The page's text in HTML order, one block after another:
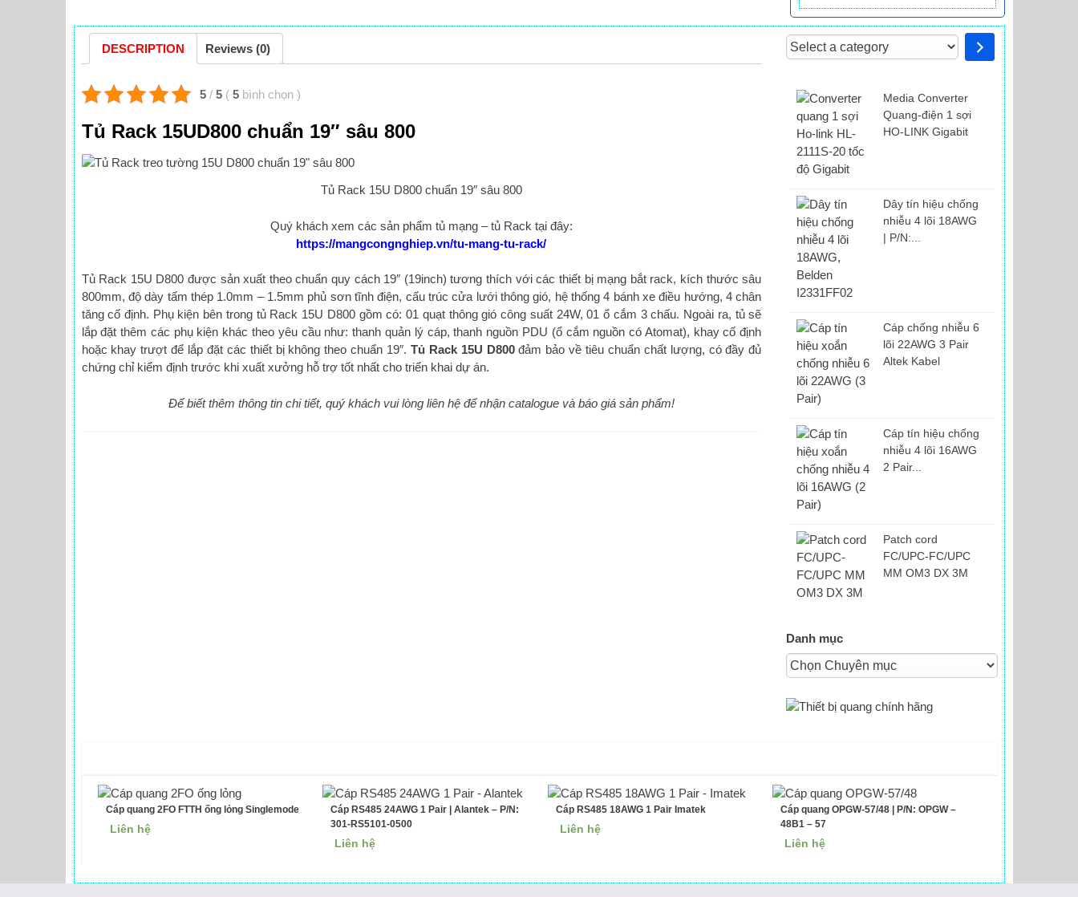
DESCRIPTION Reviews (0)
5 / 5 ( 5 bình chọn )
Tủ Rack 15UD800 chuẩn 19″ sâu 800
Tủ Rack 15U D800 chuẩn 19″ sâu 800
Quý khách xem các sản phẩm tủ mạng – tủ Rack tại đây:
https://mangcongnghiep.vn/tu-mang-tu-rack/
Tủ Rack 15U D800 được sản xuất theo chuẩn quy cách 19″ (19inch) tương thích với các thiết bị mạng bắt rack, kích thước sâu
800mm, độ dày tấm thép 1.0mm – 1.5mm phủ sơn tĩnh điện, cấu trúc cửa lưới thông gió, hệ thống 4 bánh xe điều hướng, 4 chân
tăng cố định. Phụ kiện bên trong tủ Rack 15U D800 gồm có: 01 quạt thông gió công suất 24W, 01 ổ cắm 3 chấu. Ngoài ra, tủ sẽ
lắp đặt thêm các phụ kiện khác theo yêu cầu như: thanh quản lý cáp, thanh nguồn PDU (ổ cắm nguồn có Atomat), khay cố định
hoặc khay trượt để lắp đặt các thiết bị không theo chuẩn 19″. Tủ Rack 15U D800đảm bảo về tiêu chuẩn chất lượng, có đầy đủ
chứng chỉ kiểm định trước khi xuất xưởng hỗ trợ tốt nhất cho triển khai dự án.
Để biết thêm thông tin chi tiết, quý khách vui lòng liên hệ để nhận catalogue và báo giá sản phẩm!
Select
a
Media Converter
Quang-điện 1 sợi
HO-LINK Gigabit
Dây tín hiệu chống
nhiễu 4 lõi 18AWG
| P/N:...
Cáp chống nhiễu 6
lõi 22AWG 3 Pair
Altek Kabel
Cáp tín hiệu chống
nhiễu 4 lõi 16AWG
2 Pair...
Patch cord
FC/UPC-FC/UPC
MM OM3 DX 3M
Danh mục
Cáp quang 2FO FTTH ống lỏng Singlemode
Liên hệ
Cáp RS485 24AWG 1 Pair | Alantek – P/N:
301-RS5101-0500
Liên hệ
Cáp RS485 18AWG 1 Pair Imatek
Liên hệ
Cáp quang OPGW-57/48 | P/N: OPGW –
48B1 – 57
Liên hệ